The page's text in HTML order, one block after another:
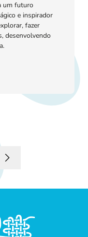
um futuro
e inspirador
fazer
desenvolvendo